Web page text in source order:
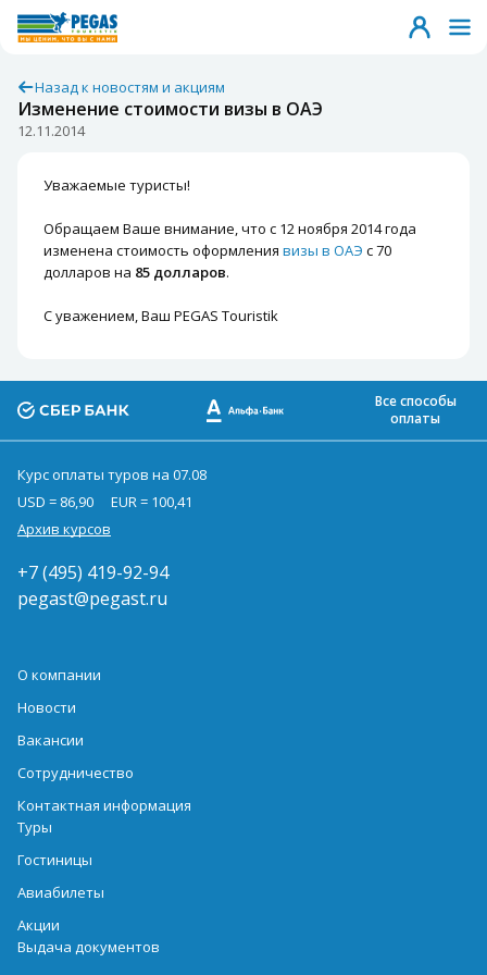
Назад к новостям и акциям
Изменение стоимости визы в ОАЭ
12.11.2014
Уважаемые туристы!
Обращаем Ваше внимание, что с 12 ноября 2014 года
изменена стоимость оформления визы в ОАЭ с 70
долларов на 85 долларов.
С уважением, Ваш PEGAS Touristik
Все способы
оплаты
Курс оплаты туров на 07.08
USD = 86,90
EUR = 100,41
Архив курсов
+7 (495) 419-92-94
pegast@pegast.ru
О компании
Новости
Вакансии
Сотрудничество
Контактная информация
Туры
Гостиницы
Авиабилеты
Акции
Выдача документов